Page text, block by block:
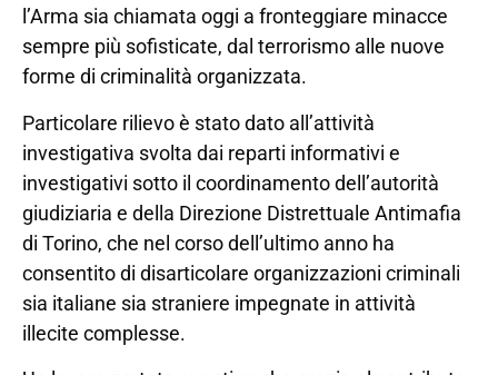
l’Arma sia chiamata oggi a fronteggiare minacce
sempre più sofisticate, dal terrorismo alle nuove
forme di criminalità organizzata.
Particolare rilievo è stato dato all’attività
investigativa svolta dai reparti informativi e
investigativi sotto il coordinamento dell’autorità
giudiziaria e della Direzione Distrettuale Antimafia
di Torino, che nel corso dell’ultimo anno ha
consentito di disarticolare organizzazioni criminali
sia italiane sia straniere impegnate in attività
illecite complesse.